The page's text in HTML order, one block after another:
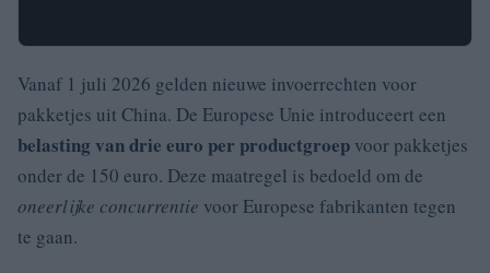
Vanaf 1 juli 2026 gelden nieuwe invoerrechten voor
pakketjes uit China. De Europese Unie introduceert een
belasting van drie euro per productgroep voor pakketjes
onder de 150 euro. Deze maatregel is bedoeld om de
oneerlijke concurrentie voor Europese fabrikanten tegen
te gaan.